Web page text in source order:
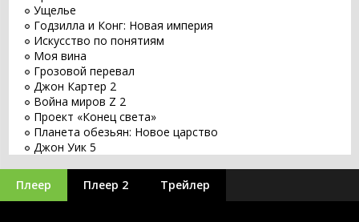
Ущелье
Годзилла и Конг: Новая империя
Искусство по понятиям
Моя вина
Грозовой перевал
Джон Картер 2
Война миров Z 2
Проект «Конец света»
Планета обезьян: Новое царство
Джон Уик 5
Хищник: Планета смерти
Оставь мир позади
Плеер Плеер 2 Трейлер